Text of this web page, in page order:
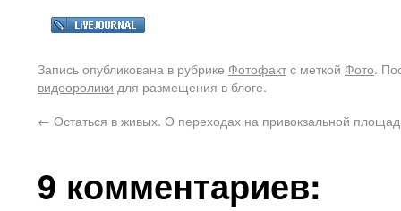
Запись опубликована в рубрике Фотофактс меткой Фото.
видеоролики для размещения в блоге.
← Остаться в живых. О переходах на привокзальной
9 комментариев: